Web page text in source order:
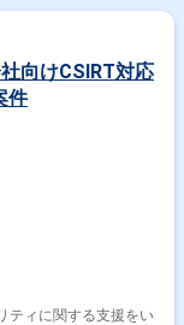
向けCSIRT対応
件
ティに関する支援をい